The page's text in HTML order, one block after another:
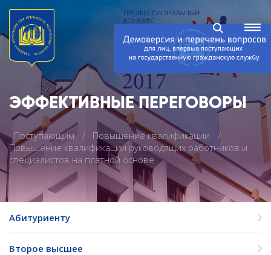
ЭФФЕКТИВНЫЕ ПЕРЕГОВОРЫ
Поступающим
Повышение квалификации
Повышение квалификации руководящих работников и
специалистов на платной основе
Абитуриенту
Второе высшее